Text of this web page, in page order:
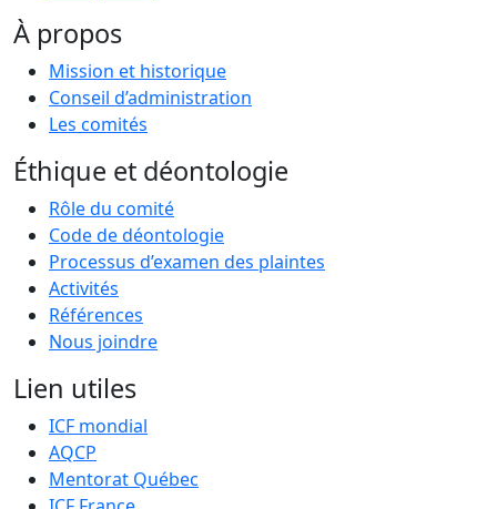
À propos
Mission et historique
Conseil d’administration
Les comités
Éthique et déontologie
Rôle du comité
Code de déontologie
Processus d’examen des plaintes
Activités
Références
Nous joindre
Lien utiles
ICF mondial
AQCP
Mentorat Québec